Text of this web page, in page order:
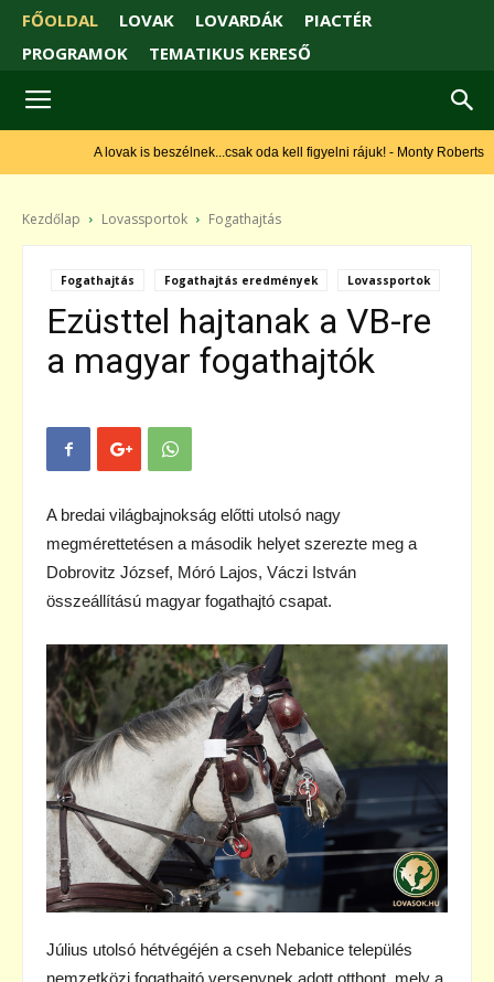
FŐOLDAL LOVAK LOVARDÁK
PIACTÉR
PROGRAMOK
TEMATIKUS KERESŐ
A lovak is beszélnek...csak oda kell figyelni rájuk! - Monty Roberts
Kezdőlap Lovassportok Fogathajtás
Fogathajtás Fogathajtás eredmények Lovassportok
Ezüsttel hajtanak a VB-re
a magyar fogathajtók
A bredai világbajnokság előtti utolsó nagy
megmérettetésen a második helyet szerezte meg a
Dobrovitz József, Móró Lajos, Váczi István
összeállítású magyar fogathajtó csapat.
Július utolsó hétvégéjén a cseh Nebanice település
nemzetközi fogathajtó versenynek adott otthont, mely a